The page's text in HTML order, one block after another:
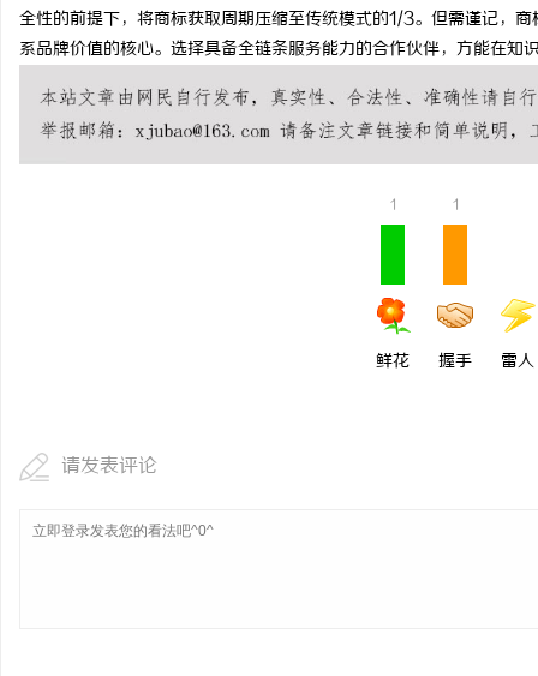
全性的前提下，将商标获取周期压缩至传统模式的1/3。但需谨记，
系品牌价值的核心。选择具备全链条服务能力的合作伙伴，方能在知
1
鲜花
1
握手 雷人
请发表评论